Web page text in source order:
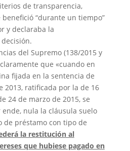
de transparencia,
“durante un tiempo”
y declaraba la
del Supremo (138/2015 y
que «cuando en
fijada en la sentencia de
2013, ratificada por la de 16
24 de marzo de 2015, se
nula la cláusula suelo
de préstamo con tipo de
la restitución al
que hubiese pagado en